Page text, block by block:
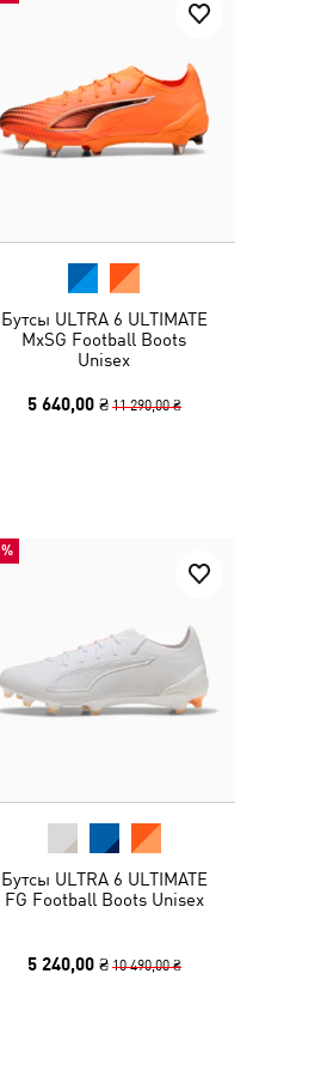
Бутсы ULTRA 6 ULTIMATE
MxSG Football Boots
Unisex
5 640,00 ₴ 11 290,00 ₴
Бутсы ULTRA 6 ULTIMATE
FG Football Boots Unisex
5 240,00 ₴ 10 490,00 ₴